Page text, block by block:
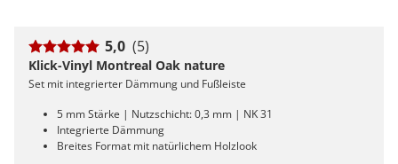
5,0 (5)
Klick-Vinyl Montreal Oak nature
Set mit integrierter Dämmung und Fußleiste
5 mm Stärke | Nutzschicht: 0,3 mm | NK 31
Integrierte Dämmung
Breites Format mit natürlichem Holzlook